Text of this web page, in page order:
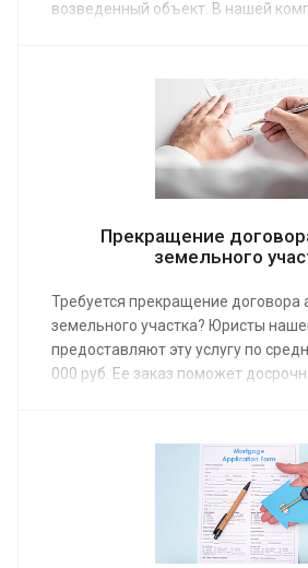
возведенный объект. В нашей
Прекращение
земельного
Требуется прекращение договора
земельного участка? Юристы
предоставляют эту услугу по
000 руб. Ее заказ поможет